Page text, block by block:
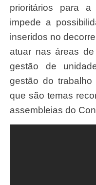
prioritários para
impede a
inseridos no
atuar nas áreas de
gestão de
gestão do
que são temas
assembleias do